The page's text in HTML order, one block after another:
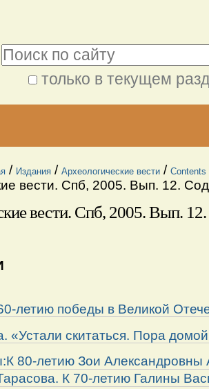
только в текущем
/ Издания / Археологические вести /
вести. Спб, 2005. Вып. 12.
вести. Спб, 2005. Вып.
летию победы в Великой
«Устали скитаться. Пора
80-летию Зои Александровны
К 70-летию Галины